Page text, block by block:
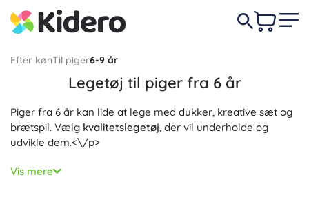
Efter kønTil piger6-9 år
Legetøj til piger fra 6 år
Piger fra 6 år kan lide at lege med dukker, kreative sæt og
brætspil. Vælg kvalitetslegetøj, der vil underholde og
udvikle dem.<\/p>
Vores
fantasi, færdigheder og legende læring.<\/p>
Vis mere